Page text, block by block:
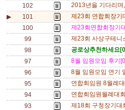
102
2013년을 기다리
▶
101
제23회 연합회장기
100
제23회연합회장기
99
제23회 사상구테
98
공로상추천하세요
97
8월 임원모임 후기
96
8월 임원모임 연기
95
연합회임원 8월례
94
연합회임원월례대
93
제18회 구청장기